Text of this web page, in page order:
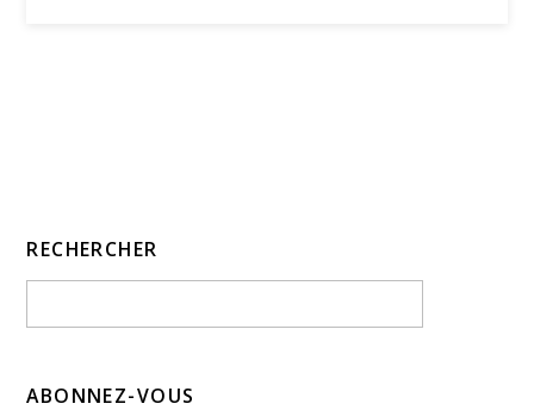
RECHERCHER
ABONNEZ-VOUS